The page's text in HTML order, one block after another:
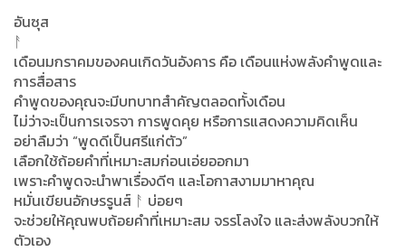
อันซุส
ᚨ
เดือนมกราคมของคนเกิดวันอังคาร คือ เดือนแห่งพลังคำพูดและ
การสื่อสาร
คำพูดของคุณจะมีบทบาทสำคัญตลอดทั้งเดือน
ไม่ว่าจะเป็นการเจรจา การพูดคุย หรือการแสดงความคิดเห็น
อย่าลืมว่า “พูดดีเป็นศรีแก่ตัว”
เลือกใช้ถ้อยคำที่เหมาะสมก่อนเอ่ยออกมา
เพราะคำพูดจะนำพาเรื่องดีๆ และโอกาสงามมาหาคุณ
หมั่นเขียนอักษรรูนส์ ᚨ บ่อยๆ
จะช่วยให้คุณพบถ้อยคำที่เหมาะสม จรรโลงใจ และส่งพลังบวกให้
ตัวเอง